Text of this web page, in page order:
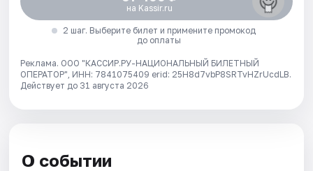
на Kassir.ru
2 шаг. Выберите билет и примените промокод
до оплаты
Реклама. ООО "КАССИР.РУ-НАЦИОНАЛЬНЫЙ БИЛЕТНЫЙ
ОПЕРАТОР", ИНН: 7841075409 erid: 25H8d7vbP8SRTvHZrUcdLB.
Действует до 31 августа 2026
О событии